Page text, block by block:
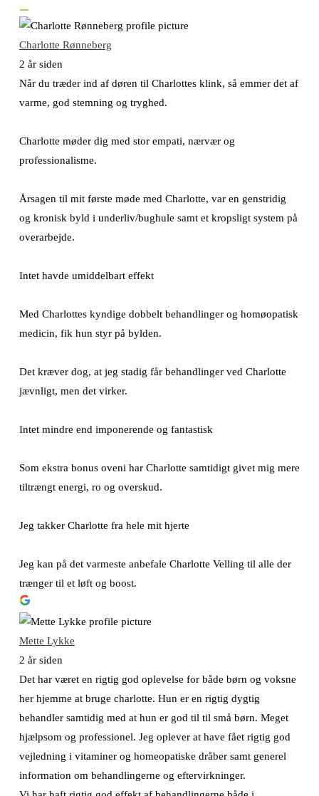
Charlotte Rønneberg
2 år siden
Når du træder ind af døren til Charlottes klink, så emmer det af
varme, god stemning og tryghed.
Charlotte møder dig med stor empati, nærvær og
professionalisme.
Årsagen til mit første møde med Charlotte, var en genstridig
og kronisk byld i underliv/bughule samt et kropsligt system på
overarbejde.
Intet havde umiddelbart effekt
Med Charlottes kyndige dobbelt behandlinger og homøopatisk
medicin, fik hun styr på bylden.
Det kræver dog, at jeg stadig får behandlinger ved Charlotte
jævnligt, men det virker.
Intet mindre end imponerende og fantastisk
Som ekstra bonus oveni har Charlotte samtidigt givet mig mere
tiltrængt energi, ro og overskud.
Jeg takker Charlotte fra hele mit hjerte
Jeg kan på det varmeste anbefale Charlotte Velling til alle der
trænger til et løft og boost.
Mette Lykke
2 år siden
Det har været en rigtig god oplevelse for både børn og voksne
her hjemme at bruge charlotte. Hun er en rigtig dygtig
behandler samtidig med at hun er god til til små børn. Meget
hjælpsom og professionel. Jeg oplever at have fået rigtig god
vejledning i vitaminer og homeopatiske dråber samt generel
information om behandlingerne og eftervirkninger.